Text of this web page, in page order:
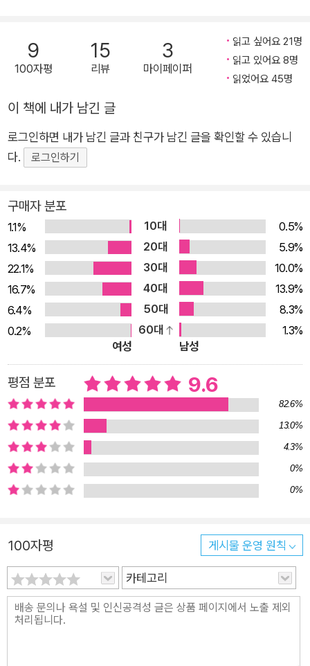
지 머릿속에 전체적인 계보가 잡히지 않아 자신만의 체계를 세우
는 데 어려움을 겪는 것이다. 소위 ‘마니아’ 수준으로 미스터리를
『미스터리 가이드북』은 그런 독자들을 위해 탄생했다. 수십 년간
독자이자 미스터리 사이트 운영자, 편집자, 기획자, 저자로서 국
내 미스터리 시장의 부침을 온몸으로 겪어온 저자는 미스터리 장
르를 좋아하고 더 깊이 이해하고자 하며, 미스터리의 재미를 최대
를 추천하는 도서나 작가 지망생을 위한 미스터리 작법서, 서브
장르나 미스터리 장르에 대한 전문적 비평서는 각각 어느 정도 출
간되어 있다. 하지만 이 범위를 모두 통틀어 미스터리 장르의 전
체적인 틀을 잡아주고 정리해주는 책, 다시 말해 미스터리 입문자
도 편히 읽을 수 있는 총괄서이자 안내서 격의 장르 가이드북은
지금까지 없었다. 이 책은 미스터리 장르의 역사적 흐름과 단면을
동시에 살펴보면서, 독자가 전체적인 체계를 파악하고 자신만의
각론을 만들어갈 수 있도록 도와준다. 거기다 미스터리의 기본적
인 트릭이나 기법, 작법, 정보, 추천 도서 목록 등을 함께 실어 미
스터리 장르에 대해 전체적으로 훑어볼 수 있도록 해, 이 한 권으
로 미스터리 장르의 기본적인 지식들은 전부 이해할 수 있도록 독
자의 번거로움을 최대한 덜어준다. “미스터리라면 이 책 한 권으
로 충분하다.” 미스터리의 A부터 Z까지를 총망라한 충실한 장르
입문서 빠뜨리는 것 없이, 어렵지 않게, 체계적으로 찬찬히 알려
드립니다! 저자는 크게 여섯 부분으로 책의 내용을 구성했다. 먼
는 미스터리라는 장르에 대한 정의부터 시작해 미스터리 장르의
역사적 분기들을 짚어가며 고전 미스터리의 규칙들과 기본 구조,
미스터리 장르의 역사적 변화, 현대 미스터리의 경향을 이야기한
다. 두 번째 파트 ‘서브 장르’에서는 고전과 황금기 미스터리로 시
작해 하드보일드, 스릴러, 사회파, 본격 미스터리는 물론이고 스
9
100자평
15
리뷰
3
마이페이퍼
읽고 싶어요 21명
읽고 있어요 8명
읽었어요 45명
이 책에 내가 남긴 글
로그인하면 내가 남긴 글과 친구가 남긴 글을 확인할 수 있습니
다.
로그인하기
구매자 분포
1.1% 10대
0.5%
13.4%
20대
5.9%
22.1%
30대
10.0%
16.7%
40대
13.9%
6.4%
50대
8.3%
0.2%
60대
1.3%
여성
남성
평점 분포 9.6
82.6%
13.0%
4.3%
0%
0%
100자평 게시물 운영 원칙
카테고리